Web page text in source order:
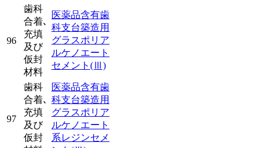
96
歯科
合着､
充填
及び
仮封
材料
医薬品含有歯
科支台築造用
グラスポリア
ルケノエート
セメント (Ⅲ)
97
歯科
合着､
充填
及び
仮封
医薬品含有歯
科支台築造用
グラスポリア
ルケノエート
系レジンセメ